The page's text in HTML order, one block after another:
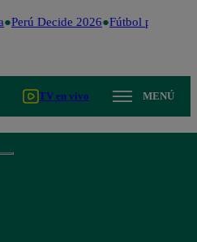
Perú Decide 2026 Fútbol peruano
TV en vivo MENÚ